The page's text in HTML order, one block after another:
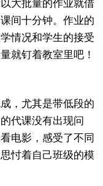
大批量的作业就借
间十分钟。作业的
情况和学生的接受
就钉着教室里吧！
，尤其是带低段的
代课没有出现问
电影，感受了不同
忖着自己班级的模